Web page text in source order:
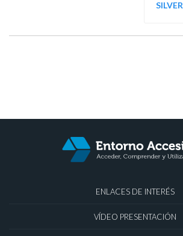
SILVER
ENLACES DE INTERÉS
VÍDEO PRESENTACIÓN